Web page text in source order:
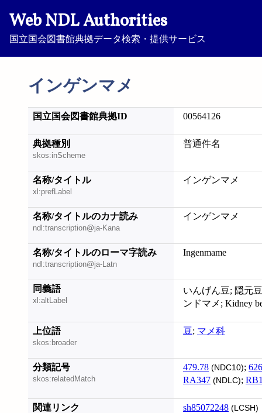
Web NDL Authorities
国立国会図書館典拠データ検索・提供サービス
インゲンマメ
国立国会図書館典拠ID 00564126
典拠種別
skos:inScheme
普通件名
名称/タイトル
xl:prefLabel
インゲンマメ
名称/タイトルのカナ読み
ndl:transcription@ja-Kana
インゲンマメ
名称/タイトルのローマ字読み
ndl:transcription@ja-Latn
Ingenmame
同義語
xl:altLabel
いんげん豆; 隠
ンドマメ;
上位語
skos:broader
豆; マメ科
分類記号
skos:relatedMatch
479.78 (NDC10);
RA347 (NDLC);
関連リンク sh85072248 (LCSH)